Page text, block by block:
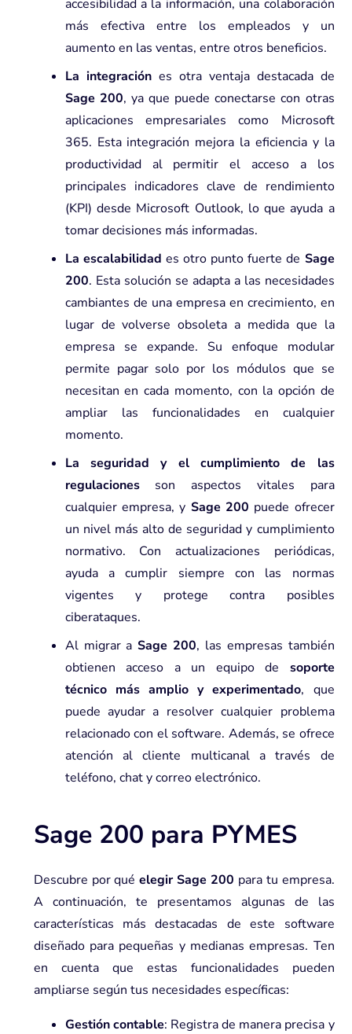
accesibilidad a la información, una colaboración
más efectiva entre los empleados y un
aumento en las ventas, entre otros beneficios.
La integraciónes otra ventaja destacada de
Sage 200, ya que puede conectarse con otras
aplicaciones empresariales como Microsoft
365. Esta integración mejora la eficiencia y la
productividad al permitir el acceso a los
principales indicadores clave de rendimiento
(KPI) desde Microsoft Outlook, lo que ayuda a
tomar decisiones más informadas.
La escalabilidad es otro punto fuerte de Sage
200. Esta solución se adapta a las necesidades
cambiantes de una empresa en crecimiento, en
lugar de volverse obsoleta a medida que la
empresa se expande. Su enfoque modular
permite pagar solo por los módulos que se
necesitan en cada momento, con la opción de
ampliar las funcionalidades en cualquier
momento.
La seguridad y el cumplimiento de las
regulacionesson aspectos vitales para
cualquier empresa, y Sage 200 puede ofrecer
un nivel más alto de seguridad y cumplimiento
normativo. Con actualizaciones periódicas,
ayuda a cumplir siempre con las normas
vigentes y protege contra posibles
ciberataques.
Al migrar aSage 200, las empresas también
obtienen acceso a un equipo de soporte
técnico más amplio y experimentado, que
puede ayudar a resolver cualquier problema
relacionado con el software. Además, se ofrece
atención al cliente multicanal a través de
teléfono, chat y correo electrónico.
Sage 200 para PYMES
Descubre por quéelegir Sage 200 para tu empresa.
A continuación, te presentamos algunas de las
características más destacadas de este software
diseñado para pequeñas y medianas empresas. Ten
en cuenta que estas funcionalidades pueden
ampliarse según tus necesidades específicas:
Gestión contable: Registra de manera precisa y